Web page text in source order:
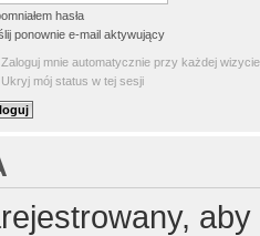
hasła
ponownie e-mail aktywujący
Zaloguj mnie automatycznie przy każdej wizycie
Ukryj mój status w tej sesji